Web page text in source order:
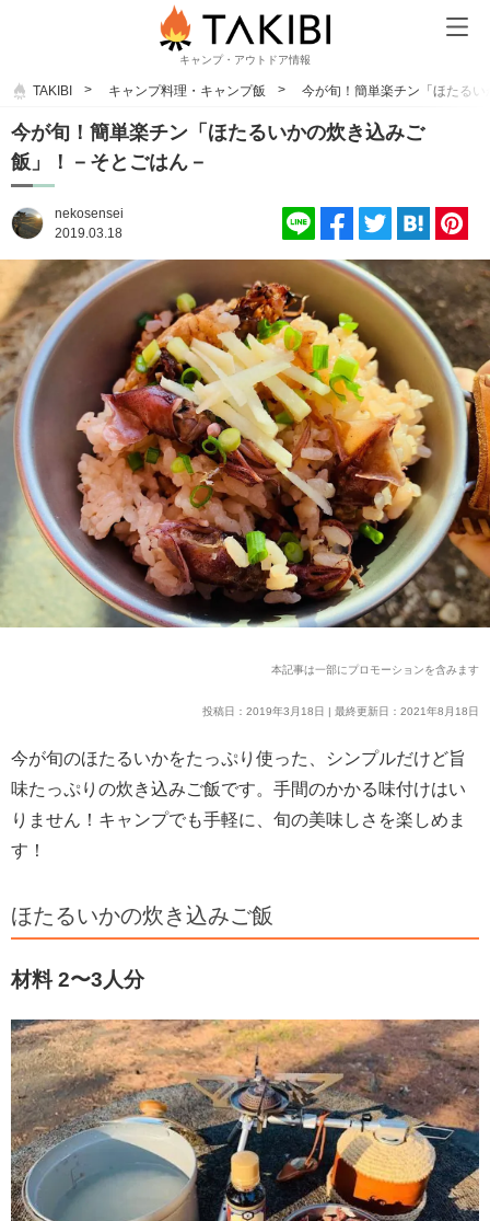
キャンプ・アウトドア情報
TAKIBI キャンプ料理・キャンプ飯 今が旬！簡単楽チン「ほたる
今が旬！簡単楽チン「ほたるいかの炊き込みご
飯」！－そとごはん－
nekosensei
2019.03.18
本記事は一部にプロモーションを含みます
投稿日：2019年3月18日 | 最終更新日：2021年8月18日
今が旬のほたるいかをたっぷり使った、シンプルだけど旨
味たっぷりの炊き込みご飯です。手間のかかる味付けはい
りません！キャンプでも手軽に、旬の美味しさを楽しめま
す！
ほたるいかの炊き込みご飯
材料 2〜3人分